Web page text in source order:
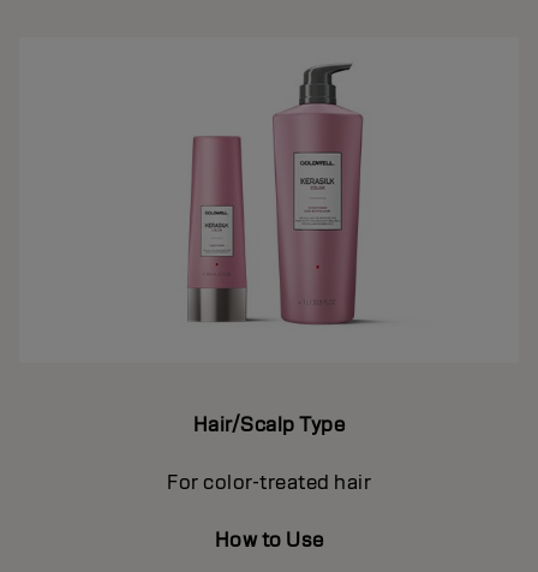
Hair/Scalp Type
For color-treated hair
How to Use